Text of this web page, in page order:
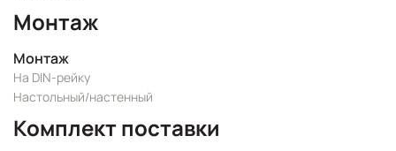
Монтаж
Монтаж
На DIN-рейку
Настольный/настенный
Комплект поставки